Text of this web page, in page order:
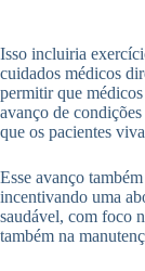
Isso incluiria
cuidados médicos
permitir que
avanço de
que os pacientes
Esse avanço
incentivando uma
saudável, com foco
também na